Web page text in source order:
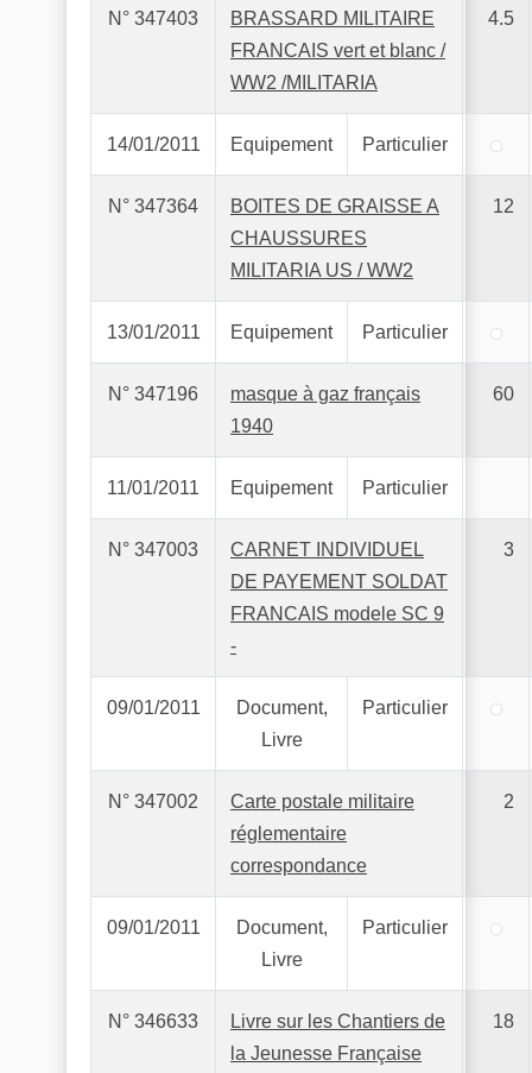
N° 347403
BRASSARD MILITAIRE
FRANCAIS vert et blanc /
WW2 /MILITARIA
4.5
14/01/2011 Equipement Particulier
N° 347364
BOITES DE GRAISSE A
CHAUSSURES
MILITARIA US / WW2
12
13/01/2011 Equipement Particulier
N° 347196
masque à gaz français
1940
60
11/01/2011 Equipement Particulier
N° 347003
CARNET INDIVIDUEL
DE PAYEMENT SOLDAT
FRANCAIS modele SC 9
-
3
09/01/2011
Document,
Livre
Particulier
N° 347002
Carte postale militaire
réglementaire
correspondance
2
09/01/2011
Document,
Livre
Particulier
N° 346633
Livre sur les Chantiers de
la Jeunesse Française
18